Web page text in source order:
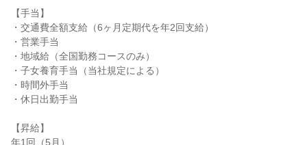
【手当】
・交通費全額支給（6ヶ月定期代を年2回支給）
・営業手当
・地域給（全国勤務コースのみ）
・子女養育手当（当社規定による）
・時間外手当
・休日出勤手当
【昇給】
年1回（5月）